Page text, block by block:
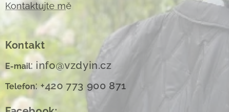
Kontaktujte mě
Kontakt
E-mail: info@vzdyin.cz
Telefon: +420 773 900 871